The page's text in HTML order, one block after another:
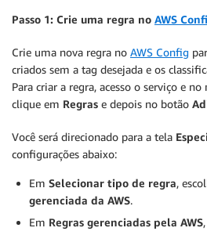
Passo 1: Crie uma regra no AWS
Crie uma nova regra no AWS Config
criados sem a tag desejada e os
Para criar a regra, acesso o serviço e
clique em Regras e depois no botão
Você será direcionado para a tela
configurações abaixo:
Em Selecionar tipo de regra,
gerenciada da AWS.
Em Regras gerenciadas pela AWS